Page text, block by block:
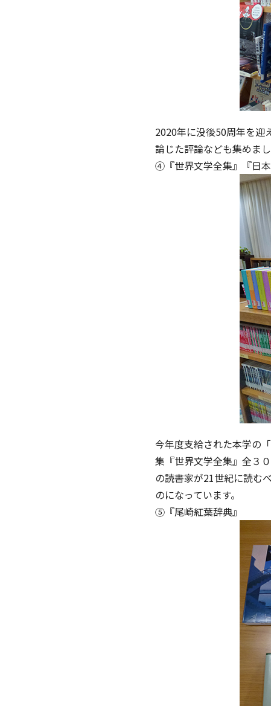
2020年に没後50周年を迎
論じた評論なども集めまし
④『世界文学全集』『日本
今年度支給された本学の
集『世界文学全集』全３
の読書家が21世紀に読む
のになっています。
⑤『尾崎紅葉辞典』